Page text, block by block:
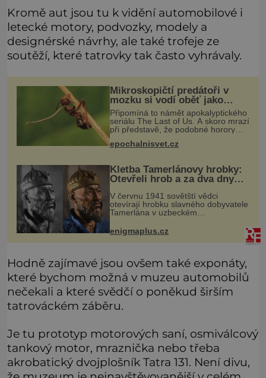
Kromě aut jsou tu k vidění automobilové i
letecké motory, podvozky, modely a
designérské návrhy, ale také trofeje ze
soutěží, které tatrovky tak často vyhrávaly.
Mikroskopičtí predátoři v
mozku si vodí oběť jako
loutku
Připomíná to námět apokalyptického
seriálu The Last of Us. A skoro mrazí
při představě, že podobné horory
probíhají v přírodě běžně – s tím
rozdílem, že nejde pouze o infekce
epochalnisvet.cz
Kletba Tamerlánovy hrobky:
Otevřeli hrob a za dva dny
Náhoda, nebo varování?
V červnu 1941 sovětští vědci
otevírají hrobku slavného dobyvatele
Tamerlána v uzbeckém
nacistické Německo zahajuje operaci
Barbarossa a napadá Sovětský svaz.
Shoda dat je
enigmaplus.cz
Hodně zajímavé jsou ovšem také exponáty,
které bychom možná v muzeu automobilů
nečekali a které svědčí o poněkud širším
tatrováckém záběru.
Je tu prototyp motorových saní, osmiválcový
tankový motor, mraznička nebo třeba
akrobatický dvojplošník Tatra 131. Není divu,